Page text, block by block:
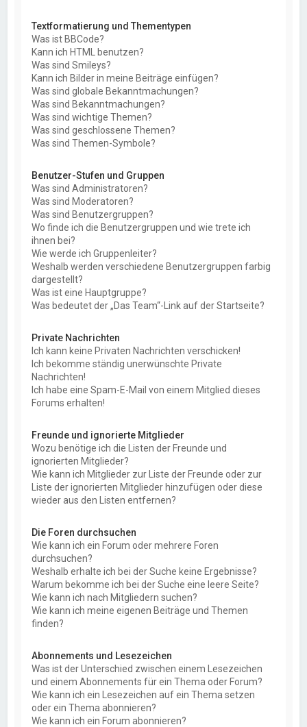
Textformatierung und Thementypen
Was ist BBCode?
Kann ich HTML benutzen?
Was sind Smileys?
Kann ich Bilder in meine Beiträge einfügen?
Was sind globale Bekanntmachungen?
Was sind Bekanntmachungen?
Was sind wichtige Themen?
Was sind geschlossene Themen?
Was sind Themen-Symbole?
Benutzer-Stufen und Gruppen
Was sind Administratoren?
Was sind Moderatoren?
Was sind Benutzergruppen?
Wo finde ich die Benutzergruppen und wie trete ich
ihnen bei?
Wie werde ich Gruppenleiter?
Weshalb werden verschiedene Benutzergruppen farbig
dargestellt?
Was ist eine Hauptgruppe?
Was bedeutet der „Das Team“-Link auf der Startseite?
Private Nachrichten
Ich kann keine Privaten Nachrichten verschicken!
Ich bekomme ständig unerwünschte Private
Nachrichten!
Ich habe eine Spam-E-Mail von einem Mitglied dieses
Forums erhalten!
Freunde und ignorierte Mitglieder
Wozu benötige ich die Listen der Freunde und
ignorierten Mitglieder?
Wie kann ich Mitglieder zur Liste der Freunde oder zur
Liste der ignorierten Mitglieder hinzufügen oder diese
wieder aus den Listen entfernen?
Die Foren durchsuchen
Wie kann ich ein Forum oder mehrere Foren
durchsuchen?
Weshalb erhalte ich bei der Suche keine Ergebnisse?
Warum bekomme ich bei der Suche eine leere Seite?
Wie kann ich nach Mitgliedern suchen?
Wie kann ich meine eigenen Beiträge und Themen
finden?
Abonnements und Lesezeichen
Was ist der Unterschied zwischen einem Lesezeichen
und einem Abonnements für ein Thema oder Forum?
Wie kann ich ein Lesezeichen auf ein Thema setzen
oder ein Thema abonnieren?
Wie kann ich ein Forum abonnieren?